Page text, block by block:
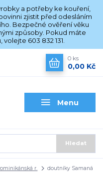
a potřeby ke kouření,
zjistit před odesláním
Bezpečné ověření věku
způsoby. Pokud máte
603 832 131.
Menu
Hledat
0 ks
0,00 Kč
r. doutníky Samaná